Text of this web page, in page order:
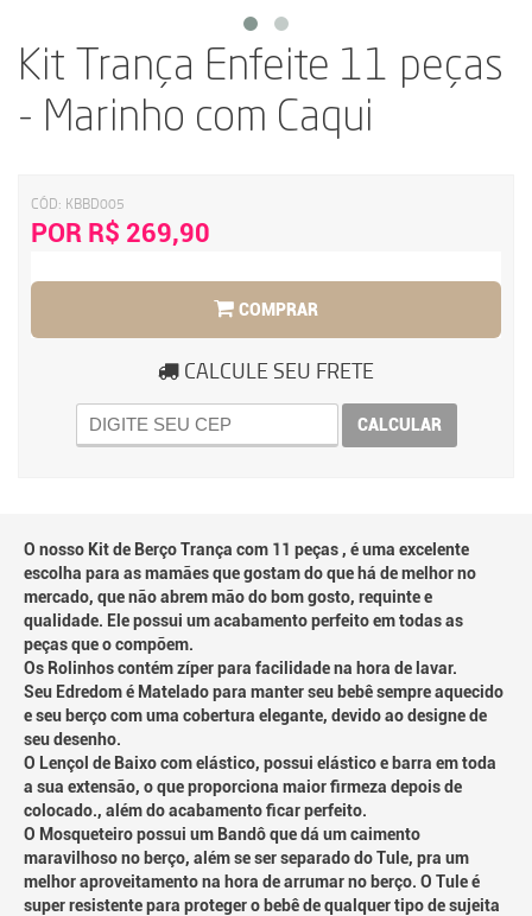
Kit Trança Enfeite 11 peças
- Marinho com Caqui
CÓD: KBBD005
POR R$ 269,90
COMPRAR
CALCULE SEU FRETE
CALCULAR
O nosso Kit de Berço Trança com 11 peças , é uma excelente
escolha para as mamães que gostam do que há de melhor no
mercado, que não abrem mão do bom gosto, requinte e
qualidade. Ele possui um acabamento perfeito em todas as
peças que o compõem.
Os Rolinhos contém zíper para facilidade na hora de lavar.
Seu Edredom é Matelado para manter seu bebê sempre aquecido
e seu berço com uma cobertura elegante, devido ao designe de
seu desenho.
O Lençol de Baixo com elástico, possui elástico e barra em toda
a sua extensão, o que proporciona maior firmeza depois de
colocado., além do acabamento ficar perfeito.
O Mosqueteiro possui um Bandô que dá um caimento
maravilhoso no berço, além se ser separado do Tule, pra um
melhor aproveitamento na hora de arrumar no berço. O Tule é
super resistente para proteger o bebê de qualquer tipo de sujeita